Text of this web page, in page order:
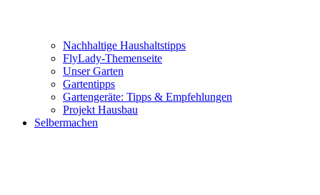
Nachhaltige Haushaltstipps
FlyLady-Themenseite
Unser Garten
Gartentipps
Gartengeräte: Tipps & Empfehlungen
Projekt Hausbau
Selbermachen